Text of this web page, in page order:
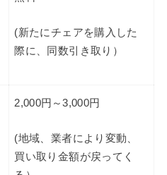
(新たにチェアを購入した
際に、同数引き取り）
2,000円～3,000円
(地域、業者により変動、
買い取り金額が戻ってく